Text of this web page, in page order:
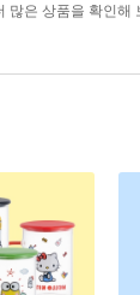
많은 상품을 확인해